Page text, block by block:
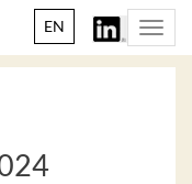
EN